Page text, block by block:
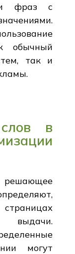
фраз с
обычный
так и
в
выдачи.
могут